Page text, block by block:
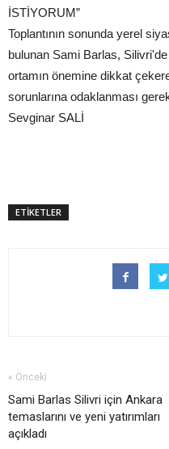
İSTİYORUM”
Toplantının sonunda yerel
bulunan Sami Barlas, Silivri'de
ortamın önemine dikkat
sorunlarına odaklanması
Sevginar SALİ
ETİKETLER
« Önceki
Sami Barlas Silivri için Ankara
temaslarını ve yeni yatırımları
açıkladı